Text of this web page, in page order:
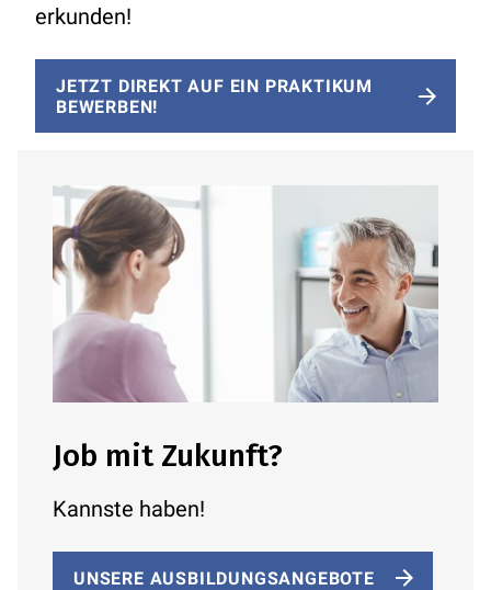
erkunden!
JETZT DIREKT AUF EIN PRAKTIKUM
BEWERBEN!
Job mit Zukunft?
Kannste haben!
UNSERE AUSBILDUNGSANGEBOTE